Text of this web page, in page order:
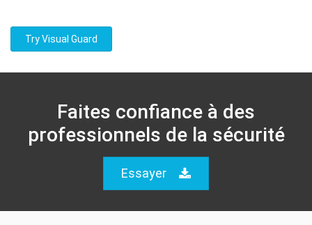
Try Visual Guard
Faites confiance à des
professionnels de la sécurité
Essayer